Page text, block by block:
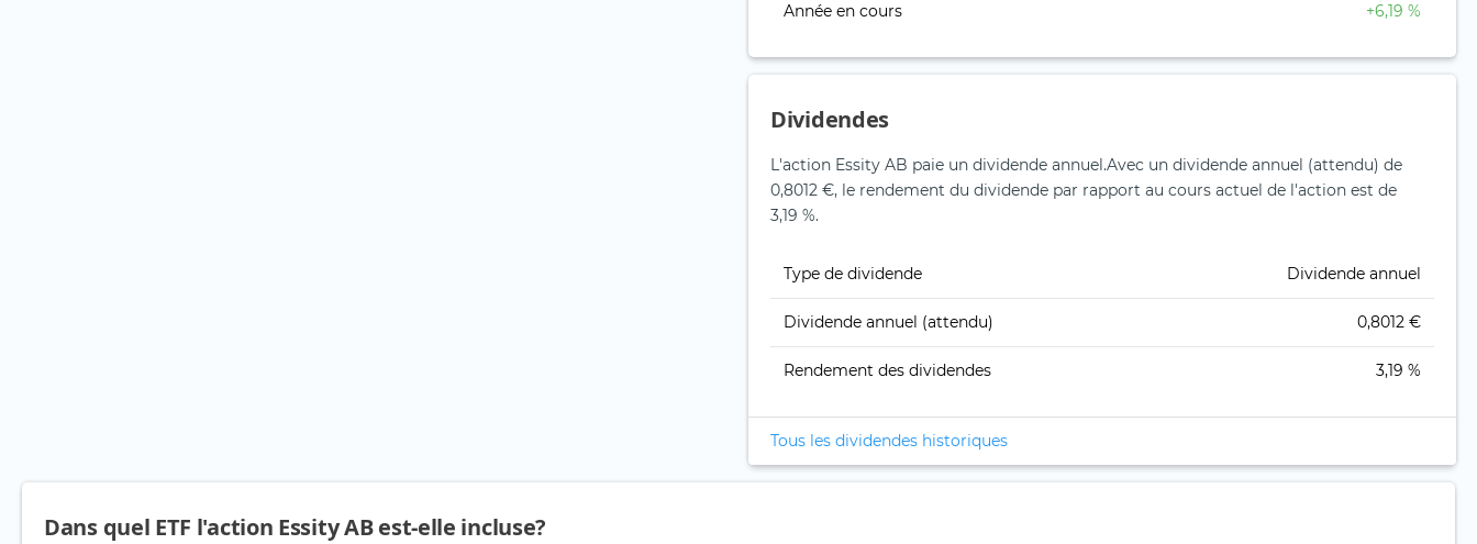
Année en cours +6,19 %
Dividendes
L'action Essity AB paie un dividende annuel.Avec un dividende annuel (attendu) de
0,8012 €, le rendement du dividende par rapport au cours actuel de l'action est de
3,19 %.
Type de dividende Dividende annuel
Dividende annuel (attendu) 0,8012 €
Rendement des dividendes 3,19 %
Tous les dividendes historiques
Dans quel ETF l'action Essity AB est-elle incluse?